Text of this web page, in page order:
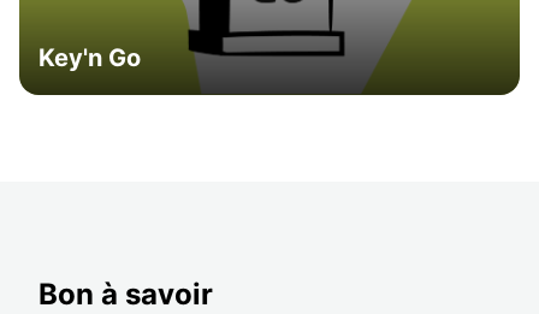
Key'n Go
Bon à savoir